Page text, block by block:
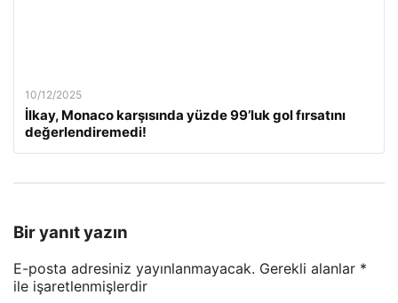
10/12/2025
İlkay, Monaco karşısında yüzde 99’luk gol fırsatını
değerlendiremedi!
Bir yanıt yazın
E-posta adresiniz yayınlanmayacak. Gerekli alanlar *
ile işaretlenmişlerdir